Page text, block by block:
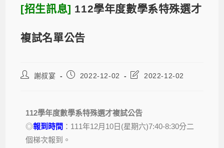
[招生訊息] 112學年度數學系特殊選才
複試名單公告
謝叔宴 2022-12-02 2022-12-02
112學年度數學系特殊選才複試公告
◎報到時間 ：111年12月10日(星期六)7:40-8:30分二
個梯次報到。